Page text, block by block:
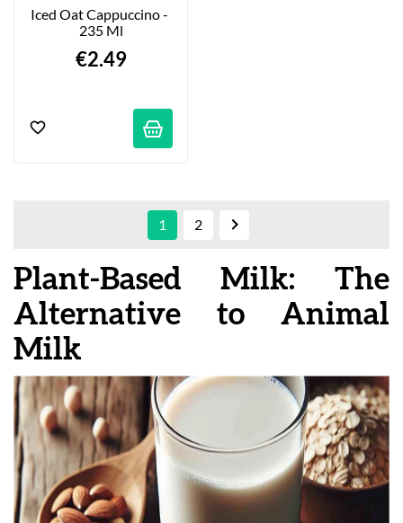
Iced Oat Cappuccino -
235 Ml
€2.49
1 2 
Plant-Based Milk: The
Alternative to Animal
Milk